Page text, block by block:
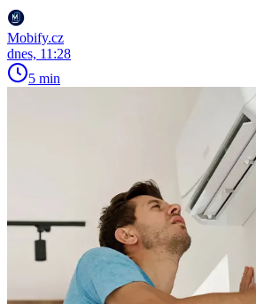
Mobify.cz
dnes, 11:28
5 min